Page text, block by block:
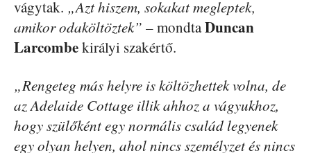
vágytak. „Azt hiszem, sokakat megleptek,
amikor odaköltöztek” – mondtaDuncan
Larcombekirályi szakértő.
„Rengeteg más helyre is költözhettek volna, de
az Adelaide Cottage illik ahhoz a vágyukhoz,
hogy szülőként egy normális család legyenek
egy olyan helyen, ahol nincs személyzet és nincs